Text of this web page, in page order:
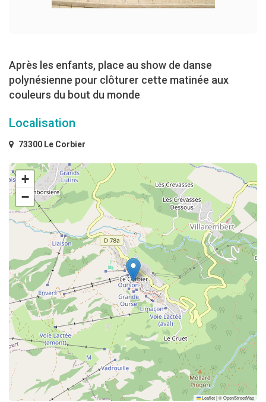
Après les enfants, place au show de danse
polynésienne pour clôturer cette matinée aux
couleurs du bout du monde
Localisation
73300 Le Corbier
+
−
Leaflet|©OpenStreetMap